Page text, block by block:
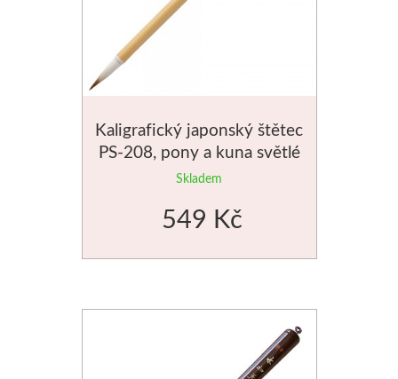
Kaligrafický japonský štětec
PS-208, pony a kuna světlé
chlupy
Skladem
549 Kč